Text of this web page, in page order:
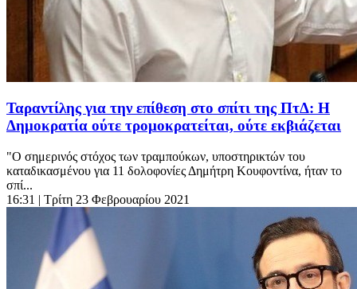
Ταραντίλης για την επίθεση στο σπίτι της ΠτΔ: Η
Δημοκρατία ούτε τρομοκρατείται, ούτε εκβιάζεται
"Ο σημερινός στόχος των τραμπούκων, υποστηρικτών του
καταδικασμένου για 11 δολοφονίες Δημήτρη Κουφοντίνα, ήταν το
σπί...
16:31 | Τρίτη 23 Φεβρουαρίου 2021